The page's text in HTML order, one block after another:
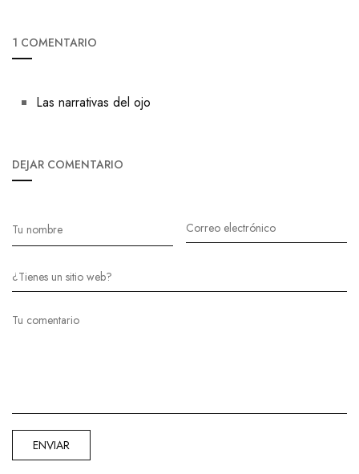
1 COMENTARIO
Las narrativas del ojo
DEJAR COMENTARIO